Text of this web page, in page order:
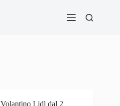
Volantino Lidl dal 2